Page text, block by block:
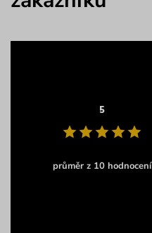
5
průměr z 10 hodnocení